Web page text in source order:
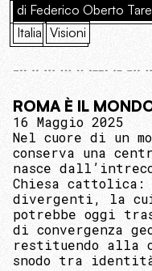
di Federico Oberto
Italia Visioni
ROMA È IL
16 Maggio 2025
Nel cuore di un
conserva una
nasce
Chiesa cattolica:
divergenti, la
potrebbe oggi
di convergenza
restituendo alla
snodo tra